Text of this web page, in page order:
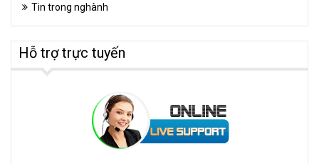
Tin trong nghành
Hỗ trợ trực tuyến